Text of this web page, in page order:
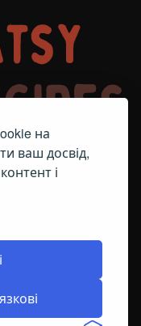
на
ваш досвід,
і
2026